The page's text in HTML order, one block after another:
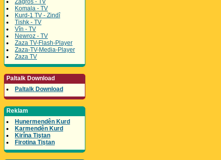
Zagros - TV
Komala - TV
Kurd-1 TV - Zindî
Tishk - TV
Vîn - TV
Newroz - TV
Zaza TV-Flash-Player
Zaza-TV-Media-Player
Zaza TV
Paltalk Download
Paltalk Download
Reklam
Hunermendên Kurd
Karmendên Kurd
Kirîna Tiştan
Firotina Tiştan